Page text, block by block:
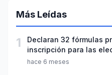
Más Leídas
1
Declaran 32 fórmulas
inscripción para las
hace 6 meses